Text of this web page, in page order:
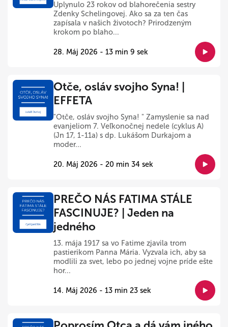
Uplynulo 23 rokov od blahorečenia sestry
Zdenky Schelingovej. Ako sa za ten čas
zapísala v našich životoch? Prirodzeným
krokom po blaho...
28. Máj 2026 - 13 min 9 sek
Otče, osláv svojho Syna! |
EFFETA
"Otče, osláv svojho Syna! " Zamyslenie sa nad
evanjeliom 7. Veľkonočnej nedele (cyklus A)
(Jn 17, 1-11a) s dp. Lukášom Durkajom a
moder...
20. Máj 2026 - 20 min 34 sek
PREČO NÁS FATIMA STÁLE
FASCINUJE? | Jeden na
jedného
13. mája 1917 sa vo Fatime zjavila trom
pastierikom Panna Mária. Vyzvala ich, aby sa
modlili za svet, lebo po jednej vojne príde ešte
hor...
14. Máj 2026 - 13 min 23 sek